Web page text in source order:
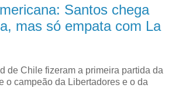
Santos chega
mas só empata com La
de Chile fizeram a primeira partida da
o campeão da Libertadores e o da